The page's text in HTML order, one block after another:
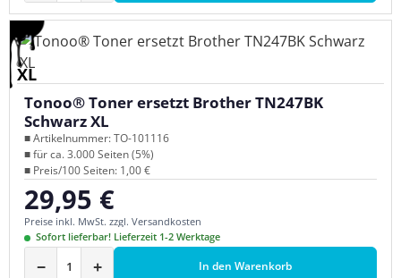
XL
Tonoo® Toner ersetzt Brother TN247BK
Schwarz XL
■ Artikelnummer: TO-101116
■ für ca. 3.000 Seiten (5%)
■ Preis/100 Seiten: 1,00 €
Regulärer Preis:
29,95 €
Preise inkl. MwSt. zzgl. Versandkosten
Sofort lieferbar! Lieferzeit 1-2 Werktage
− + In den Warenkorb